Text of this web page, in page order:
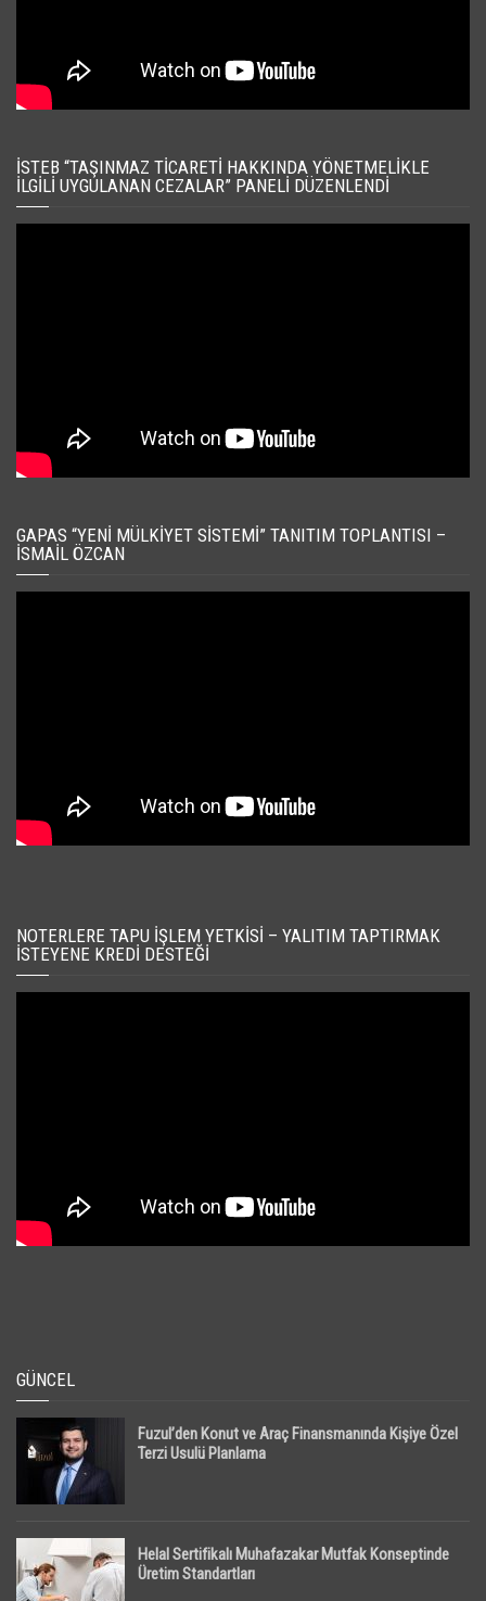
İSTEB “TAŞINMAZ TICARETI HAKKINDA YÖNETMELIKLE
İLGILI UYGULANAN CEZALAR” PANELI DÜZENLENDI
GAPAS “YENI MÜLKIYET SISTEMI” TANITIM TOPLANTISI –
İSMAIL ÖZCAN
NOTERLERE TAPU İŞLEM YETKISI – YALITIM TAPTIRMAK
İSTEYENE KREDI DESTEĞI
GÜNCEL
Fuzul’den Konut ve Araç Finansmanında Kişiye Özel
Terzi Usulü Planlama
Helal Sertifikalı Muhafazakar Mutfak Konseptinde
Üretim Standartları